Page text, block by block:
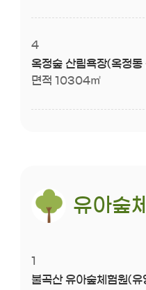
4
옥정숲 산림욕장(옥정
면적 10304㎡
유아숲
1
불곡산 유아숲체험원(